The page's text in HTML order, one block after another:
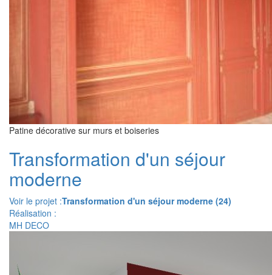
Patine décorative sur murs et boiseries
Transformation d'un séjour
moderne
Voir le projet :Transformation d'un séjour moderne (24)
Réalisation :
MH DECO